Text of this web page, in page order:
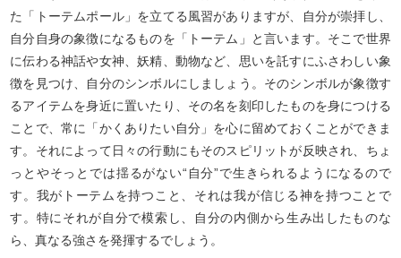
た「トーテムポール」を立てる風習がありますが、自分が崇拝し、
自分自身の象徴になるものを「トーテム」と言います。そこで世界
に伝わる神話や女神、妖精、動物など、思いを託すにふさわしい象
徴を見つけ、自分のシンボルにしましょう。そのシンボルが象徴す
るアイテムを身近に置いたり、その名を刻印したものを身につける
ことで、常に「かくありたい自分」を心に留めておくことができま
す。それによって日々の行動にもそのスピリットが反映され、ちょ
っとやそっとでは揺るがない“自分”で生きられるようになるので
す。我がトーテムを持つこと、それは我が信じる神を持つことで
す。特にそれが自分で模索し、自分の内側から生み出したものな
ら、真なる強さを発揮するでしょう。